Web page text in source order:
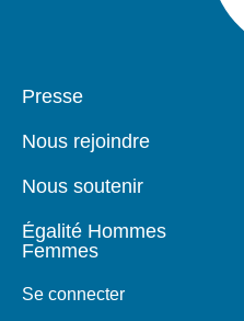
Pied
Presse
Nous rejoindre
Nous soutenir
Égalité Hommes
Femmes
Se connecter